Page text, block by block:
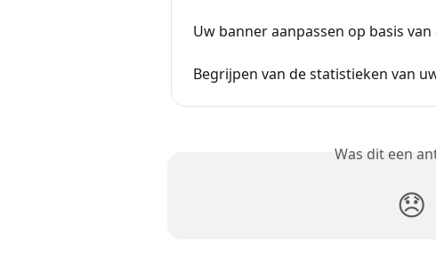
Uw banner aanpassen op basis
Begrijpen van de statistieken van
Was dit een
😞